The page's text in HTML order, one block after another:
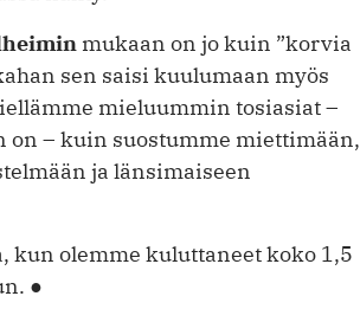
mukaan on jo kuin ”korvia
sen saisi kuulumaan myös
mieluummin tosiasiat –
– kuin suostumme miettimään,
ja länsimaiseen
olemme kuluttaneet koko 1,5
●